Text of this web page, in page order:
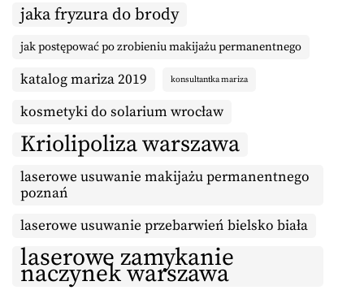
jaka fryzura do brody
jak postępować po zrobieniu makijażu permanentnego
katalog mariza 2019 konsultantka mariza
kosmetyki do solarium wrocław
Kriolipoliza warszawa
laserowe usuwanie makijażu permanentnego
poznań
laserowe usuwanie przebarwień bielsko biała
laserowe zamykanie
naczynek warszawa